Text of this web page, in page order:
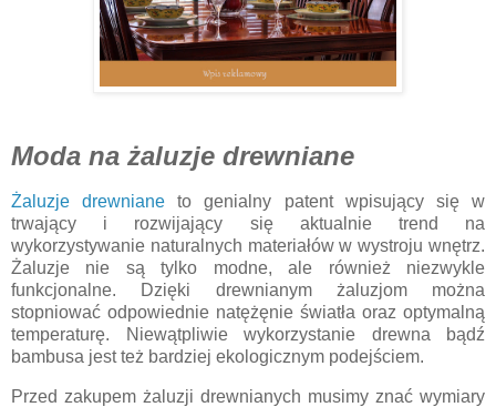
Moda na żaluzje drewniane
Żaluzje drewniane to genialny patent wpisujący się w
trwający i rozwijający się aktualnie trend na
wykorzystywanie naturalnych materiałów w wystroju wnętrz.
Żaluzje nie są tylko modne, ale również niezwykle
funkcjonalne. Dzięki drewnianym żaluzjom można
stopniować odpowiednie natężęnie światła oraz optymalną
temperaturę. Niewątpliwie wykorzystanie drewna bądź
bambusa jest też bardziej ekologicznym podejściem.
Przed zakupem żaluzji drewnianych musimy znać wymiary